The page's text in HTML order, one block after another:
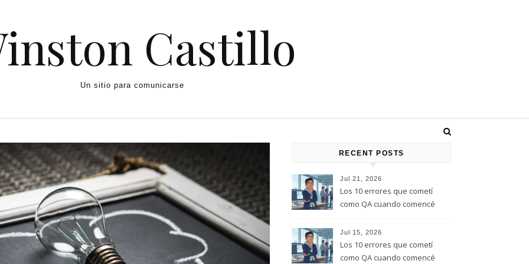
Castillo
Un sitio para comunicarse
RECENT POSTS
Jul 21, 2026
Los 10 errores que cometí
como QA cuando comencé
(Parte 2)
Jul 15, 2026
Los 10 errores que cometí
como QA cuando comencé